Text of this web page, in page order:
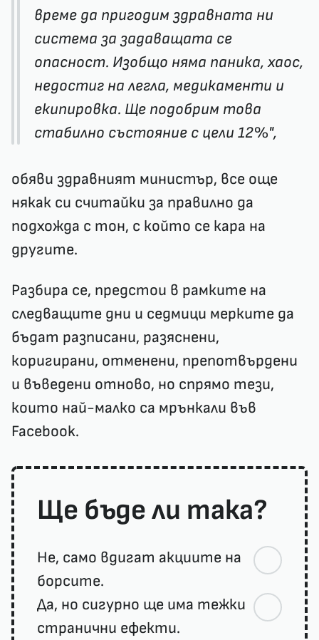
време да пригодим здравната ни
система за задаващата се
опасност. Изобщо няма паника, хаос,
недостиг на легла, медикаменти и
екипировка. Ще подобрим това
стабилно състояние с цели 12%",
обяви здравният министър, все още
някак си считайки за правилно да
подхожда с тон, с който се кара на
другите.
Разбира се, предстои в рамките на
следващите дни и седмици мерките да
бъдат разписани, разяснени,
коригирани, отменени, препотвърдени
и въведени отново, но спрямо тези,
които най-малко са мрънкали във
Facebook.
Ще бъде ли така?
Не, само вдигат акциите на
борсите.
Да, но сигурно ще има тежки
странични ефекти.